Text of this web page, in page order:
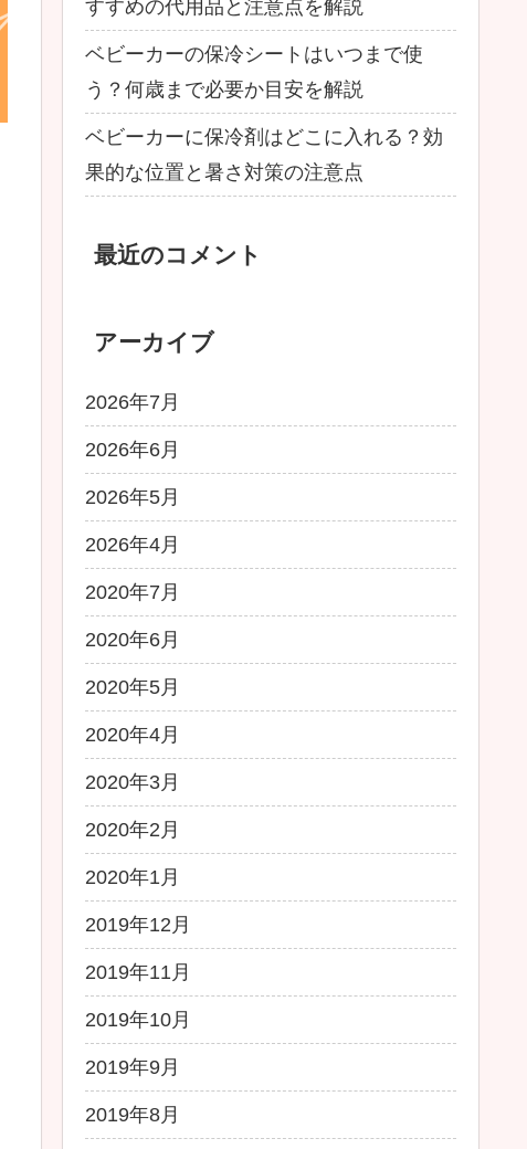
すすめの代用品と注意点を解説
ベビーカーの保冷シートはいつまで使
う？何歳まで必要か目安を解説
ベビーカーに保冷剤はどこに入れる？効
果的な位置と暑さ対策の注意点
最近のコメント
アーカイブ
2026年7月
2026年6月
2026年5月
2026年4月
2020年7月
2020年6月
2020年5月
2020年4月
2020年3月
2020年2月
2020年1月
2019年12月
2019年11月
2019年10月
2019年9月
2019年8月